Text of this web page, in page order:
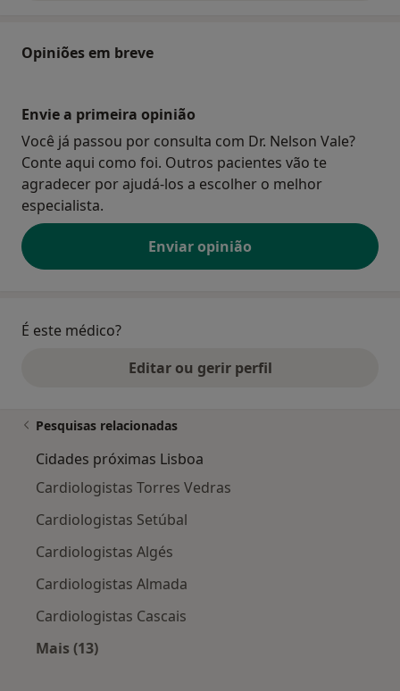
Opiniões em breve
Envie a primeira opinião
Você já passou por consulta com Dr. Nelson Vale?
Conte aqui como foi. Outros pacientes vão te
agradecer por ajudá-los a escolher o melhor
especialista.
Enviar opinião
É este médico?
Editar ou gerir perfil
Pesquisas relacionadas
Cidades próximas Lisboa
Cardiologistas Torres Vedras
Cardiologistas Setúbal
Cardiologistas Algés
Cardiologistas Almada
Cardiologistas Cascais
Mais (13)